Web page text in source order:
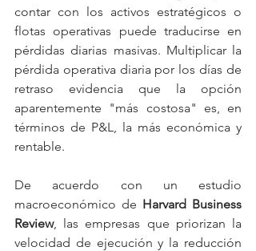
contar con los activos estratégicos o
flotas operativas puede traducirse en
pérdidas diarias masivas. Multiplicar la
pérdida operativa diaria por los días de
retraso evidencia que la opción
aparentemente "más costosa" es, en
términos de P&L, la más económica y
rentable.
De acuerdo con un estudio
macroeconómico de Harvard Business
Review, las empresas que priorizan la
velocidad de ejecución y la reducción